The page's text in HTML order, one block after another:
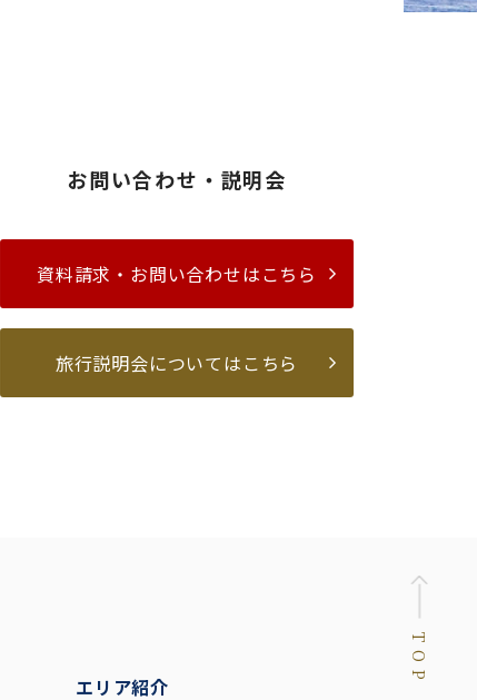
お問い合わせ・説明会
資料請求・お問い合わせはこちら
旅行説明会についてはこちら
TOP
エリア紹介